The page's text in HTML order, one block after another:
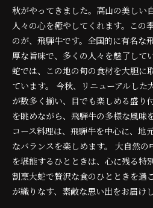
秋がやってきました。高山の美しい
人々の心を癒やしてくれます。この
のが、飛騨牛です。全国的に有名な
厚な旨味で、多くの人々を魅了して
蛇では、この地の旬の食材を大胆に
ています。 今秋、リニューアルした
が数多く揃い、目でも楽しめる盛り
を眺めながら、飛騨牛の多様な風味
コース料理は、飛騨牛を中心に、地
なバランスを楽しめます。 大自然
を堪能するひとときは、心に残る特
割烹大蛇で贅沢な食のひとときを過
が織りなす、素敵な思い出をお届けし